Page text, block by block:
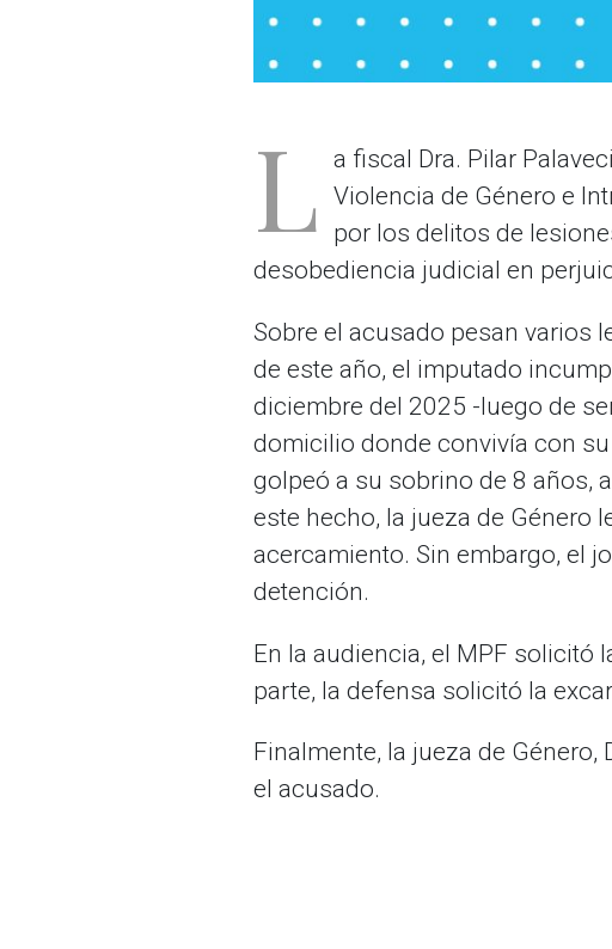
L a fiscal Dra. Pilar
Violencia de Género e
por los delitos de
desobediencia judicial en
Sobre el acusado pesan varios
de este año, el imputado
diciembre del 2025 -luego de
domicilio donde convivía con
golpeó a su sobrino de 8 años,
este hecho, la jueza de Género
acercamiento. Sin embargo, el
detención.
En la audiencia, el MPF solicitó
parte, la defensa solicitó la
Finalmente, la jueza de
el acusado.